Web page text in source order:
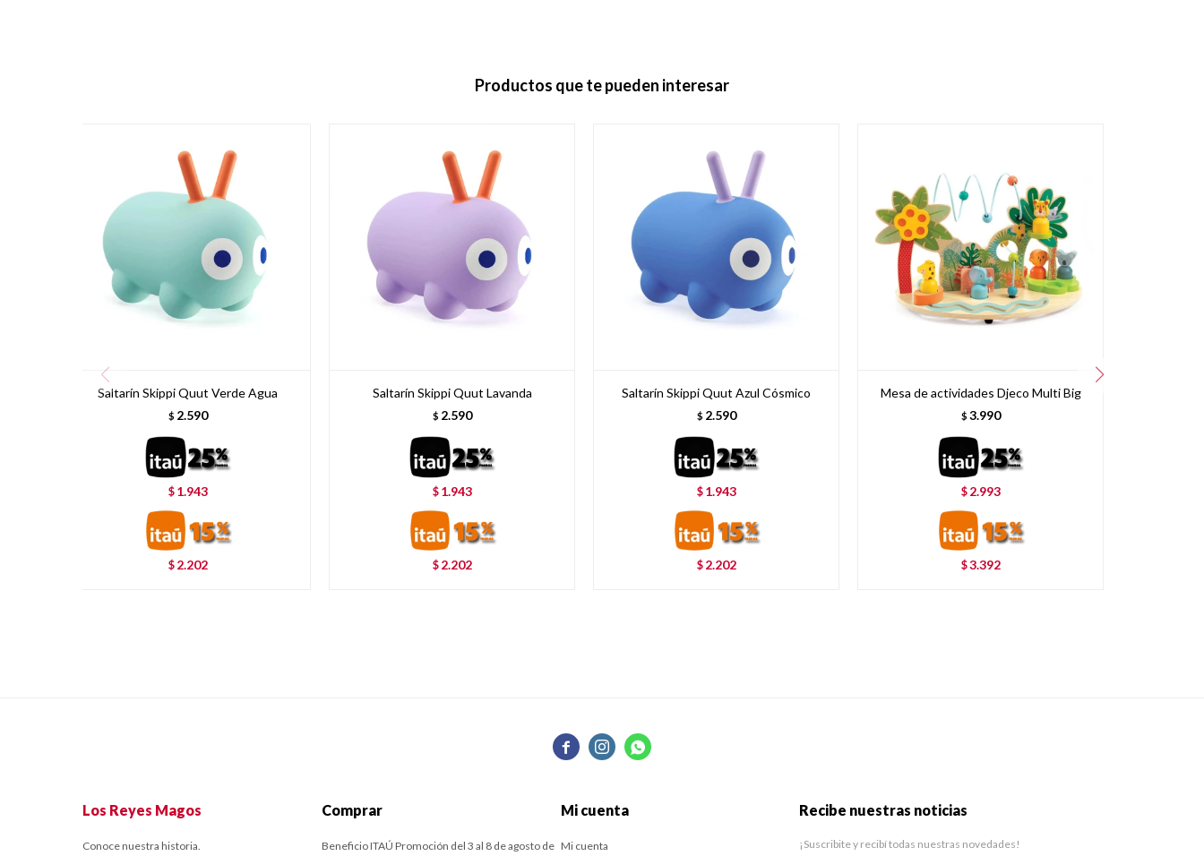
Productos que te pueden interesar
Saltarín Skippi Quut Verde Agua
$ 2.590
$ 1.943
$ 2.202
Saltarín Skippi Quut Lavanda
$ 2.590
$ 1.943
$ 2.202
Saltarín Skippi Quut Azul Cósmico
$ 2.590
$ 1.943
$ 2.202
Mesa de actividades Djeco Multi Big
$ 3.990
$ 2.993
$3.392
  
Los Reyes Magos
Conoce nuestra historia.
Comprar
Beneficio ITAÚ Promoción del 3 al 8 de agosto de
Mi cuenta
Mi cuenta
Recibe nuestras noticias
¡Suscribite y recibí todas nuestras novedades!